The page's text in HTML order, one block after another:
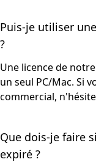
Puis-je utiliser
?
Une licence de
un seul PC/Mac. Si
commercial,
Que dois-je faire
expiré ?